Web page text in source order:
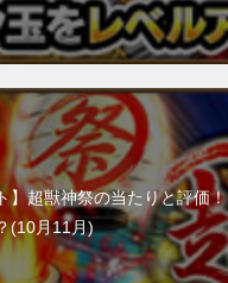
】超獣神祭の当たりと評価！
(10月11月)